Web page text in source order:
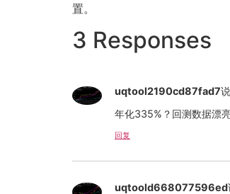
置。
3 Responses
uqtool2190cd87fad7
年化335%？回测数据漂
回复
uqtoold668077596ed